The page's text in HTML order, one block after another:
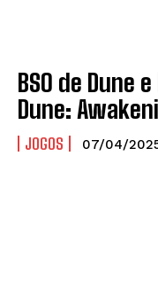
BSO de Dune
Dune:
JOGOS 07/04/